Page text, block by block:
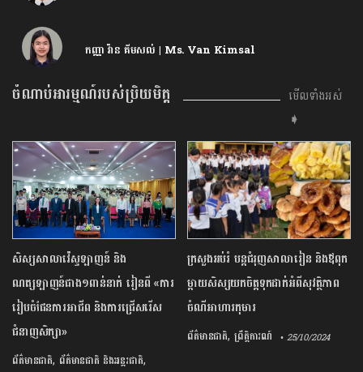
កញ្ញា វ៉ាន គីមសល់ | Ms. Van Kimsal
ចំណាប់អារម្មណ៍របស់ប្រិយមិត្ត
មើលទាំងអស់
➧
សិស្សសាលាវ៉េស្ទឡាញន៍ និង​
ណត្សឡាញន៍​ជាង​១ពាន់នាក់ រៀនពី​ «ការ
រៀបចំផែនការ​អាជីព និង​ការ​ជ្រើសរើស​
ជំនាញ​សិក្សា»
ព័ត៌មានជាតិ, ព័ត៌មានជាតិ និងអន្តរជាតិ,
ក្រសួងអប់រំ បន្តជំរុញសាលារៀន និងឪពុក
ម្ដាយសិស្សយកចិត្តទុកដាក់អំពីសុវត្ថិភាព
ចំណីអាហារកុមារ
ព័ត៌មានជាតិ, ព្រឹត្តិការណ៍ • 25/10/2024